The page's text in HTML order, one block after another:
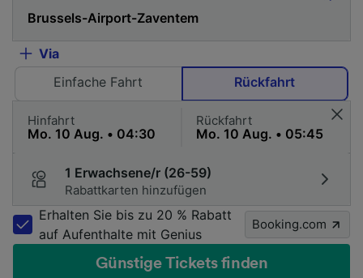
Via
Einfache Fahrt
Rückfahrt
Hinfahrt Rückfahrt
1 Erwachsene/r (26-59)
Rabattkarten hinzufügen
Erhalten Sie bis zu 20 % Rabatt
auf Aufenthalte mit Genius
Booking.com
Günstige Tickets finden